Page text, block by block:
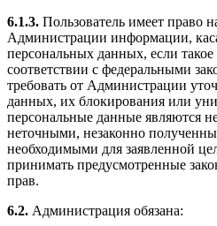
6.1.3. Пользователь имеет право
Администрации информации,
персональных данных, если
соответствии с федеральными
требовать от Администрации
данных, их блокирования или
персональные данные являются
неточными, незаконно
необходимыми для заявленной
принимать предусмотренные
прав.
6.2. Администрация обязана: